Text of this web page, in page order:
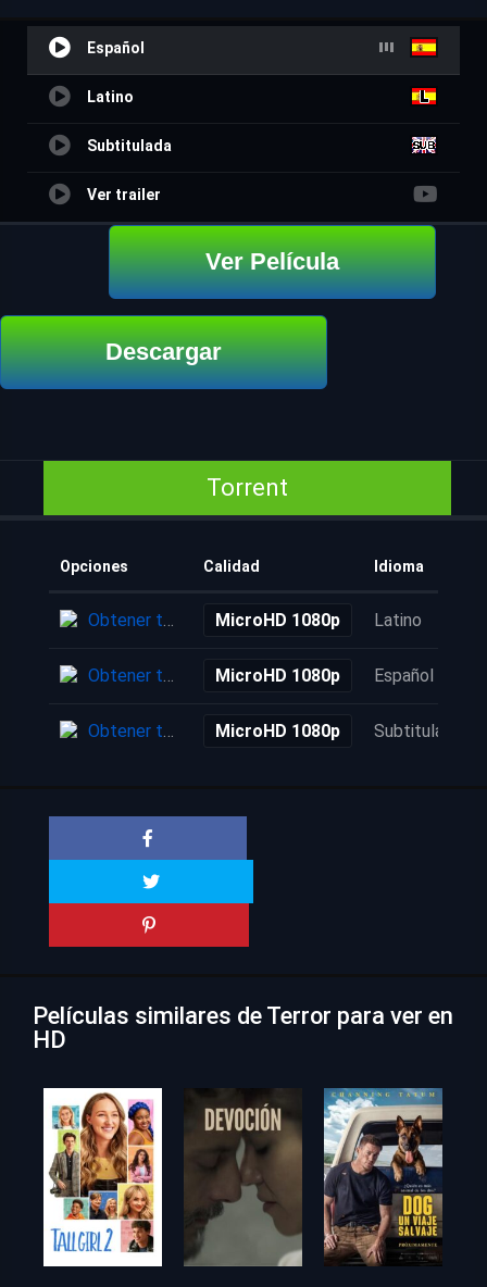
Español
Latino
Subtitulada
Ver trailer
Ver Película
Descargar
Torrent
Opciones Calidad Idioma
Obtener torrent MicroHD 1080p Latino
Obtener torrent MicroHD 1080p Español
Obtener torrent MicroHD 1080p Subtitulada
Películas similares de Terror para ver en
HD